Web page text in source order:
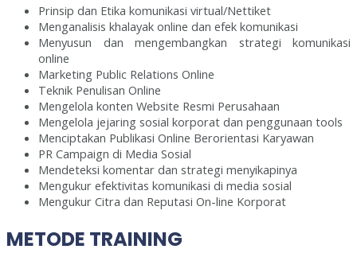
Prinsip dan Etika komunikasi virtual/Nettiket
Menganalisis khalayak online dan efek komunikasi
Menyusun dan mengembangkan strategi komunikasi
online
Marketing Public Relations Online
Teknik Penulisan Online
Mengelola konten Website Resmi Perusahaan
Mengelola jejaring sosial korporat dan penggunaan tools
Menciptakan Publikasi Online Berorientasi Karyawan
PR Campaign di Media Sosial
Mendeteksi komentar dan strategi menyikapinya
Mengukur efektivitas komunikasi di media sosial
Mengukur Citra dan Reputasi On-line Korporat
METODE TRAINING